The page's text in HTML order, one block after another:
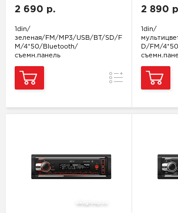
2 690 р.
1din/
зеленая/FM/MP3/USB/BT/SD/F
M/4*50/Bluetooth/
съемн.панель
Сравнение
2 890
1din/
D/FM/